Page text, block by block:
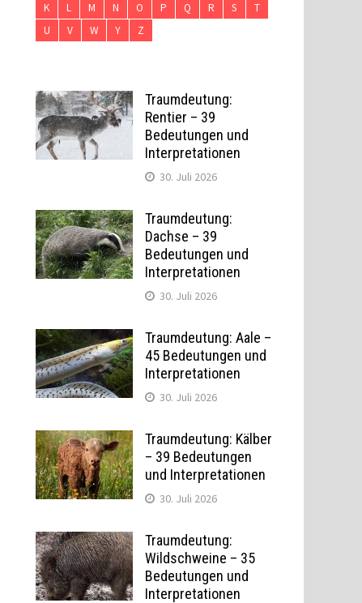
K
L M N O P Q R S
T
U
V W Y Z
Traumdeutung:
Rentier – 39
Bedeutungen und
Interpretationen
30. Juli 2026
Traumdeutung:
Dachse – 39
Bedeutungen und
Interpretationen
30. Juli 2026
Traumdeutung: Aale –
45 Bedeutungen und
Interpretationen
30. Juli 2026
Traumdeutung: Kälber
– 39 Bedeutungen
und Interpretationen
30. Juli 2026
Traumdeutung:
Wildschweine – 35
Bedeutungen und
Interpretationen